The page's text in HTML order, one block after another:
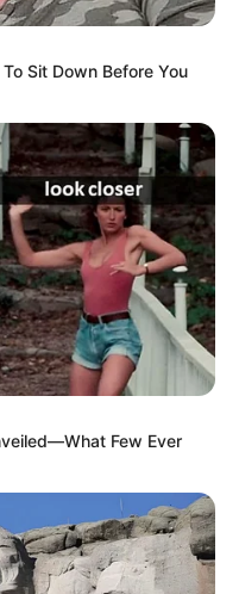
sind Affiliate-
darüber gebucht oder
ohne dass sich
Sit Down Before You
Few Ever